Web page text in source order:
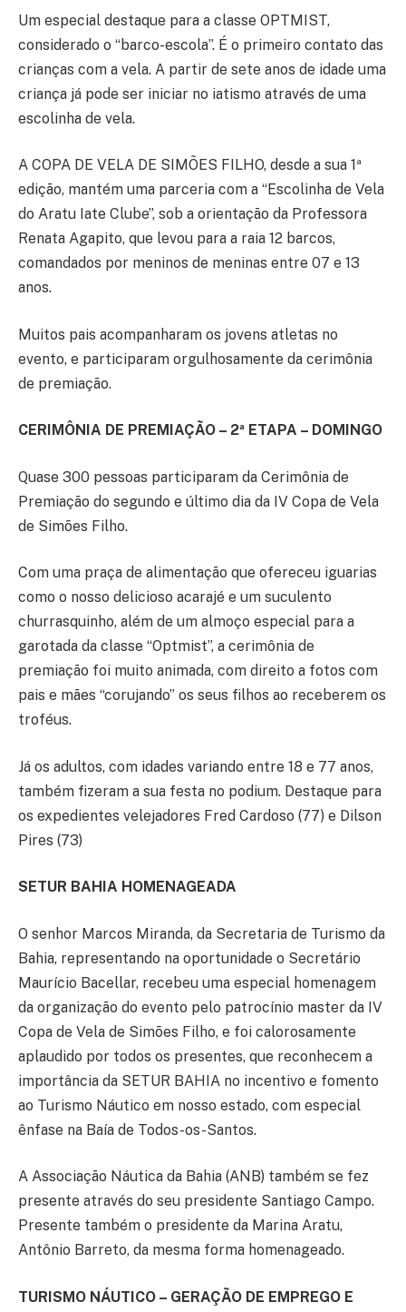
Um especial destaque para a classe OPTMIST,
considerado o “barco-escola”. É o primeiro contato das
crianças com a vela. A partir de sete anos de idade uma
criança já pode ser iniciar no iatismo através de uma
escolinha de vela.
A COPA DE VELA DE SIMÕES FILHO, desde a sua 1ª
edição, mantém uma parceria com a “Escolinha de Vela
do Aratu Iate Clube”, sob a orientação da Professora
Renata Agapito, que levou para a raia 12 barcos,
comandados por meninos de meninas entre 07 e 13
anos.
Muitos pais acompanharam os jovens atletas no
evento, e participaram orgulhosamente da cerimônia
de premiação.
CERIMÔNIA DE PREMIAÇÃO – 2ª ETAPA – DOMINGO
Quase 300 pessoas participaram da Cerimônia de
Premiação do segundo e último dia da IV Copa de Vela
de Simões Filho.
Com uma praça de alimentação que ofereceu iguarias
como o nosso delicioso acarajé e um suculento
churrasquinho, além de um almoço especial para a
garotada da classe “Optmist”, a cerimônia de
premiação foi muito animada, com direito a fotos com
pais e mães “corujando” os seus filhos ao receberem os
troféus.
Já os adultos, com idades variando entre 18 e 77 anos,
também fizeram a sua festa no podium. Destaque para
os expedientes velejadores Fred Cardoso (77) e Dilson
Pires (73)
SETUR BAHIA HOMENAGEADA
O senhor Marcos Miranda, da Secretaria de Turismo da
Bahia, representando na oportunidade o Secretário
Maurício Bacellar, recebeu uma especial homenagem
da organização do evento pelo patrocínio master da IV
Copa de Vela de Simões Filho, e foi calorosamente
aplaudido por todos os presentes, que reconhecem a
importância da SETUR BAHIA no incentivo e fomento
ao Turismo Náutico em nosso estado, com especial
ênfase na Baía de Todos-os-Santos.
A Associação Náutica da Bahia (ANB) também se fez
presente através do seu presidente Santiago Campo.
Presente também o presidente da Marina Aratu,
Antônio Barreto, da mesma forma homenageado.
TURISMO NÁUTICO – GERAÇÃO DE EMPREGO E